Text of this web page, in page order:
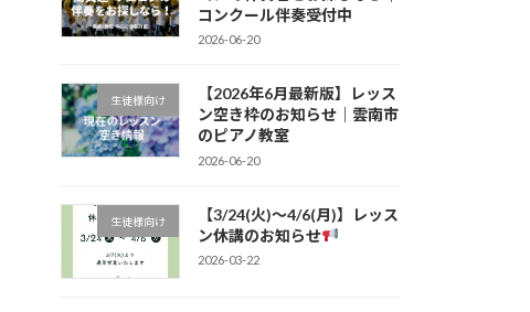
コンクール伴奏受付中
2026-06-20
生徒様向け
【2026年6月最新版】レッス
ン空き枠のお知らせ｜雲南市
のピアノ教室
2026-06-20
生徒様向け
【3/24(火)〜4/6(月)】レッス
ン休講のお知らせ
2026-03-22